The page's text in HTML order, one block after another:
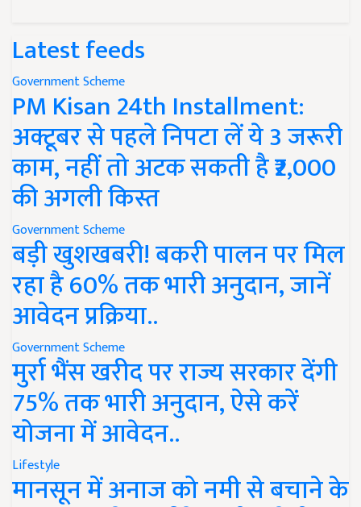
Latest feeds
Government Scheme
PM Kisan 24th Installment:
अक्टूबर से पहले निपटा लें ये 3 जरूरी
काम, नहीं तो अटक सकती है ₹2,000
की अगली किस्त
Government Scheme
बड़ी खुशखबरी! बकरी पालन पर मिल
रहा है 60% तक भारी अनुदान, जानें
आवेदन प्रक्रिया..
Government Scheme
मुर्रा भैंस खरीद पर राज्य सरकार देंगी
75% तक भारी अनुदान, ऐसे करें
योजना में आवेदन..
Lifestyle
मानसून में अनाज को नमी से बचाने के